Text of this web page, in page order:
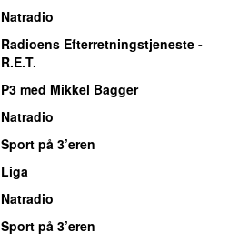
Natradio
Radioens Efterretningstjeneste -
R.E.T.
P3 med Mikkel Bagger
Natradio
Sport på 3’eren
Liga
Natradio
Sport på 3’eren